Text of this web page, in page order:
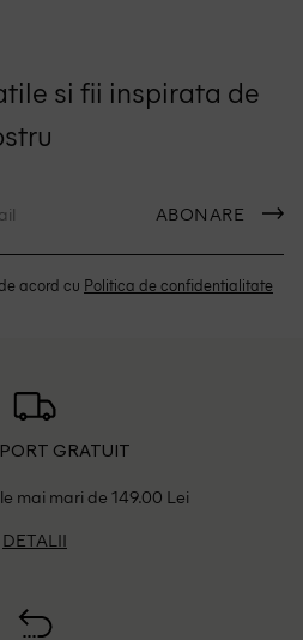
si fii inspirata de
ABONARE
acord cu Politica de confidentialitate
GRATUIT
mai mari de 149.00 Lei
DETALII